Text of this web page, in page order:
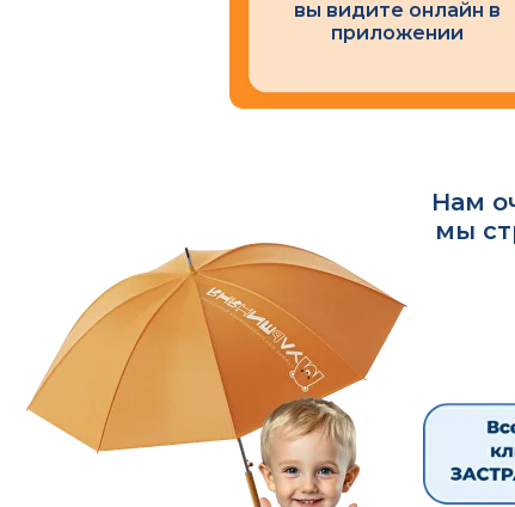
Нам
мы
вы видите онлайн в
приложении